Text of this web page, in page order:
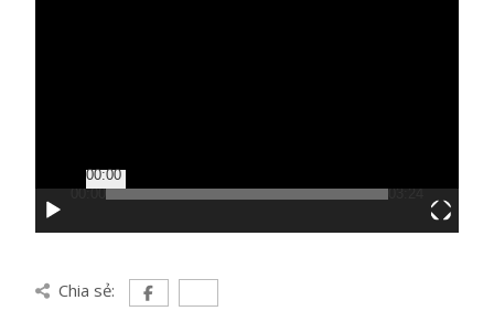
00:00
00:00
03:24
Chia sẻ: